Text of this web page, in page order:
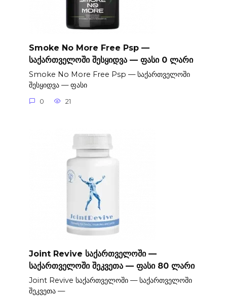
Smoke No More Free Psp —
საქართველოში შესყიდვა — ფასი 0 ლარი
Smoke No More Free Psp — საქართველოში
შესყიდვა — ფასი
0 21
Joint Revive საქართველოში —
საქართველოში შეკვეთა — ფასი 80 ლარი
Joint Revive საქართველოში — საქართველოში
შეკვეთა —